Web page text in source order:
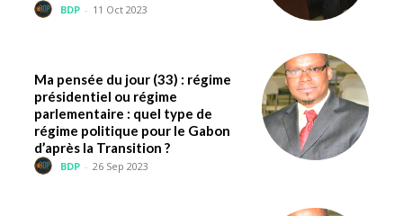
BDP - 11 Oct 2023
Ma pensée du jour (33) : régime
présidentiel ou régime
parlementaire : quel type de
régime politique pour le Gabon
d’après la Transition ?
BDP - 26 Sep 2023